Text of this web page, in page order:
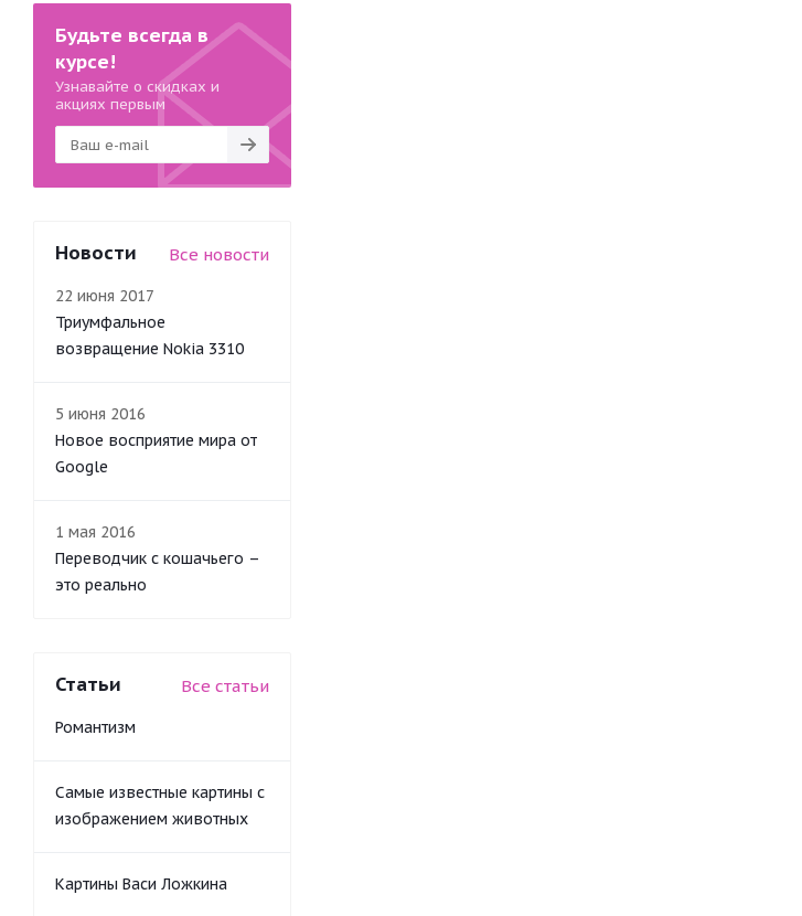
Будьте всегда в
курсе!
Узнавайте о скидках и
акциях первым
Новости Все новости
22 июня 2017
Триумфальное
возвращение Nokia 3310
5 июня 2016
Новое восприятие мира от
Google
1 мая 2016
Переводчик с кошачьего –
это реально
Статьи Все статьи
Романтизм
Самые известные картины с
изображением животных
Картины Васи Ложкина